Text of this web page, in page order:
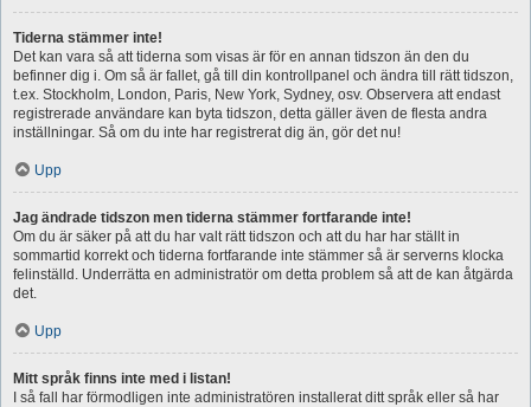
Tiderna stämmer inte!
Det kan vara så att tiderna som visas är för en annan tidszon än den du
befinner dig i. Om så är fallet, gå till din kontrollpanel och ändra till rätt tidszon,
t.ex. Stockholm, London, Paris, New York, Sydney, osv. Observera att endast
registrerade användare kan byta tidszon, detta gäller även de flesta andra
inställningar. Så om du inte har registrerat dig än, gör det nu!
Upp
Jag ändrade tidszon men tiderna stämmer fortfarande inte!
Om du är säker på att du har valt rätt tidszon och att du har har ställt in
sommartid korrekt och tiderna fortfarande inte stämmer så är serverns klocka
felinställd. Underrätta en administratör om detta problem så att de kan åtgärda
det.
Upp
Mitt språk finns inte med i listan!
I så fall har förmodligen inte administratören installerat ditt språk eller så har